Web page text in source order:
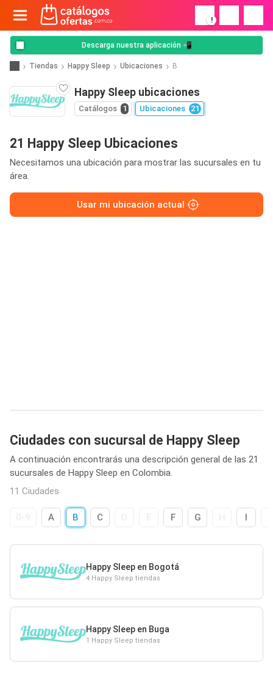
!
Descarga nuestra aplicación 📲
Tiendas Happy Sleep Ubicaciones B
Happy Sleep ubicaciones
Catálogos 1 Ubicaciones 21
21 Happy Sleep Ubicaciones
Necesitamos una ubicación para mostrar las sucursales en tu
área.
Usar mi ubicación actual
Ciudades con sucursal de Happy Sleep
A continuación encontrarás una descripción general de las 21
sucursales de Happy Sleep en Colombia.
11 Ciudades
A B C F G I
Happy Sleep en Bogotá
4 Happy Sleep tiendas
Happy Sleep en Buga
1 Happy Sleep tiendas